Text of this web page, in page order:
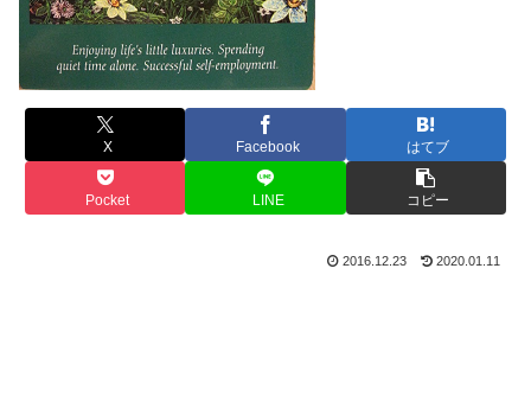
X Facebook はてブ
Pocket LINE コピー
2016.12.23 2020.01.11